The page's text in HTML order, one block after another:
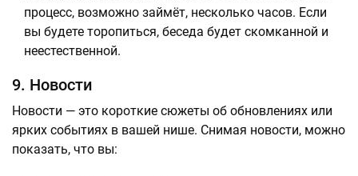
процесс, возможно займёт, несколько часов. Если
вы будете торопиться, беседа будет скомканной и
неестественной.
9. Новости
Новости — это короткие сюжеты об обновлениях или
ярких событиях в вашей нише. Снимая новости, можно
показать, что вы: